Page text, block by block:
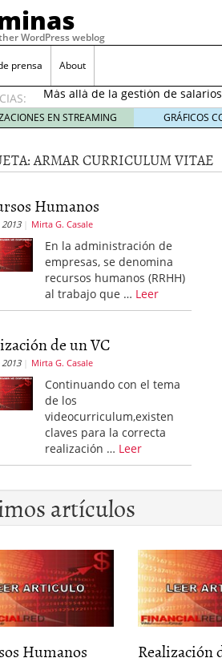
WordPress weblog
prensa About
Desempleo Colombia
Una digitalización imparable:
en el sector financiero
¿Cómo afectó el Coronavirus al
Consejos para el comercio de
Más allá de la gestión de
EN STREAMING GRÁFICOS
ARMAR CURRICULUM VITAE
Humanos
Mirta G. Casale
En la administración de
empresas, se denomina
recursos humanos (RRHH)
al trabajo que … Leer
de un VC
Mirta G. Casale
Continuando con el tema
de los
videocurriculum,existen
claves para la correcta
realización … Leer
artículos
Humanos Realización